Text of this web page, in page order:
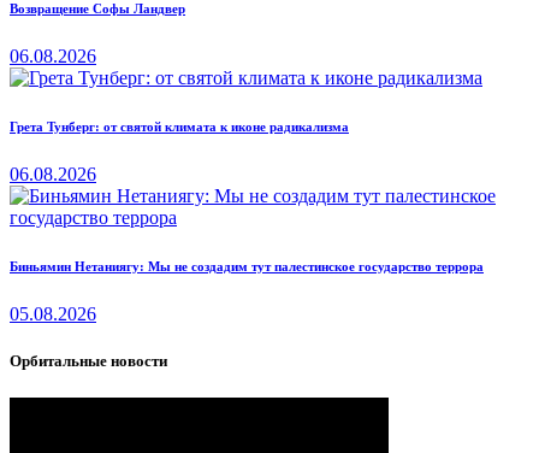
Возвращение Софы Ландвер
06.08.2026
Грета Тунберг: от святой климата к иконе радикализма
06.08.2026
Биньямин Нетаниягу: Мы не создадим тут палестинское государство террора
05.08.2026
Орбитальные новости